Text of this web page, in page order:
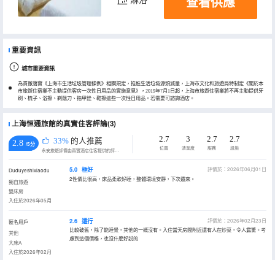
重要資訊
城市重要資訊
為貫徹落實《上海市生活垃圾管理條例》相關規定，推進生活垃圾源頭減量，上海市文化和旅遊局特制定《關於本
市旅遊住宿業不主動提供客房一次性日用品的實施意見》，2019年7月1日起，上海市旅遊住宿業將不再主動提供牙
刷、梳子、浴擦、剃鬚刀、指甲銼、鞋擦這些一次性日用品。若需要可諮詢酒店。
上海恒通旅館的真實住客評論(3)
2.8 /5分 33% 的人推薦
永安旅遊評價由真實酒店住客提供的評價。
2.7
位置
3
清潔度
2.7
服務
2.7
設施
Duduyeshixiaodu
獨自旅遊
雙床房
入住於2026年05月
5.0 極好
評價於：2026年06月01日
2性價比很高，床品柔軟好睡，整體環境安靜，下次還來。
匿名用戶
其他
大床A
入住於2026年02月
2.6 還行
評價於：2026年02月23日
比較破舊，除了能睡覺，其他的一概沒有。入住當天房間附近還有人在炒菜，令人震驚。考
慮到這個價格，也沒什麼好説的